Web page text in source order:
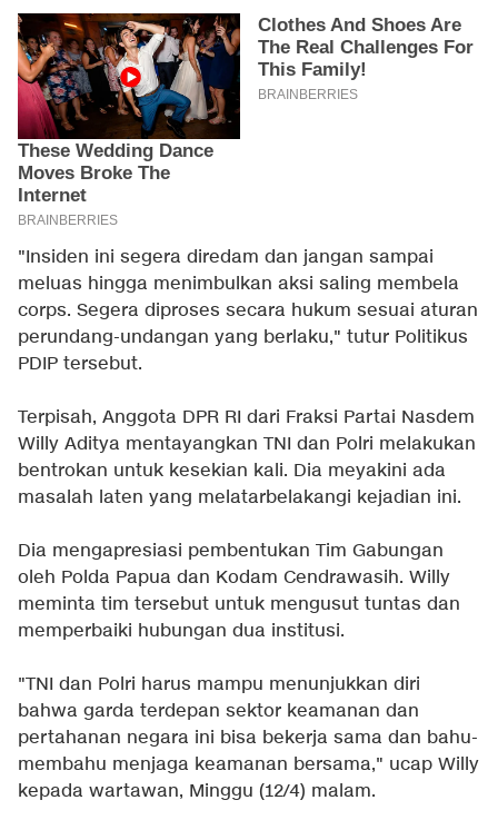
"Insiden ini segera diredam dan jangan sampai
meluas hingga menimbulkan aksi saling membela
corps. Segera diproses secara hukum sesuai aturan
perundang-undangan yang berlaku," tutur Politikus
PDIP tersebut.
Terpisah, Anggota DPR RI dari Fraksi Partai Nasdem
Willy Aditya mentayangkan TNI dan Polri melakukan
bentrokan untuk kesekian kali. Dia meyakini ada
masalah laten yang melatarbelakangi kejadian ini.
Dia mengapresiasi pembentukan Tim Gabungan
oleh Polda Papua dan Kodam Cendrawasih. Willy
meminta tim tersebut untuk mengusut tuntas dan
memperbaiki hubungan dua institusi.
"TNI dan Polri harus mampu menunjukkan diri
bahwa garda terdepan sektor keamanan dan
pertahanan negara ini bisa bekerja sama dan bahu-
membahu menjaga keamanan bersama," ucap Willy
kepada wartawan, Minggu (12/4) malam.